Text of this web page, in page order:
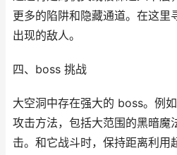
更多的陷阱和隐藏通道。在这里
出现的敌人。
四、boss 挑战
大空洞中存在强大的 boss。例
攻击方法，包括大范围的黑暗魔
击。和它战斗时，保持距离利用